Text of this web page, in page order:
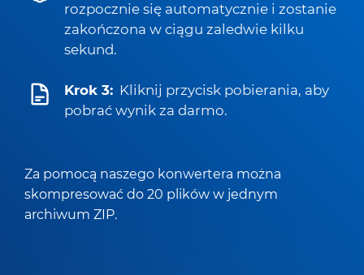
rozpocznie się automatycznie i zostanie
zakończona w ciągu zaledwie kilku
sekund.
Krok 3: Kliknij przycisk pobierania, aby
pobrać wynik za darmo.
Za pomocą naszego konwertera można
skompresować do 20 plików w jednym
archiwum ZIP.